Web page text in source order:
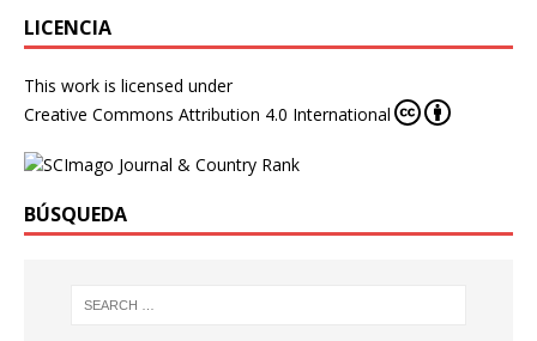
LICENCIA
This work is licensed under
Creative Commons Attribution 4.0 International
BÚSQUEDA